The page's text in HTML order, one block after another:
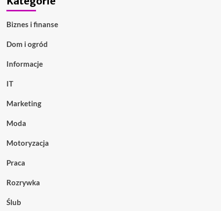
Biznes i finanse
Dom i ogród
Informacje
IT
Marketing
Moda
Motoryzacja
Praca
Rozrywka
Ślub